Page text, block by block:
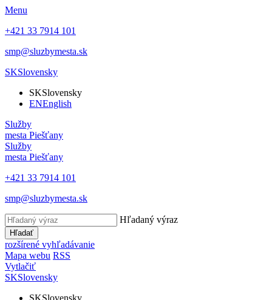
Menu
+421 33 7914 101
smp@sluzbymesta.sk
SKSlovensky
SKSlovensky
ENEnglish
Služby
mesta Piešťany
Služby
mesta Piešťany
+421 33 7914 101
smp@sluzbymesta.sk
Hľadaný výraz
Hľadať
rozšírené vyhľadávanie
Mapa webu RSS
Vytlačiť
SKSlovensky
SKSlovensky